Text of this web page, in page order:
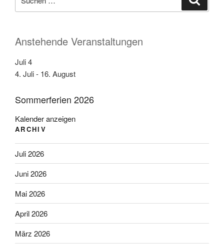
nach:
Anstehende Veranstaltungen
Juli4
4. Juli- 16. August
Sommerferien 2026
Kalender anzeigen
ARCHIV
Juli 2026
Juni 2026
Mai 2026
April 2026
März 2026